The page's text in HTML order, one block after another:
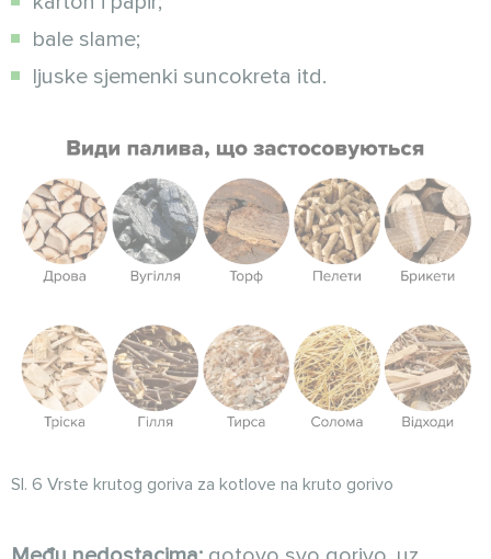
bale slame;
ljuske sjemenki suncokreta itd.
Sl. 6 Vrste krutog goriva za kotlove na kruto gorivo